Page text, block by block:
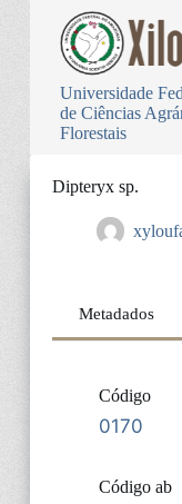
Universidade
de Ciências
Florestais
Dipteryx sp.
Metadados
Código
0170
Código ab